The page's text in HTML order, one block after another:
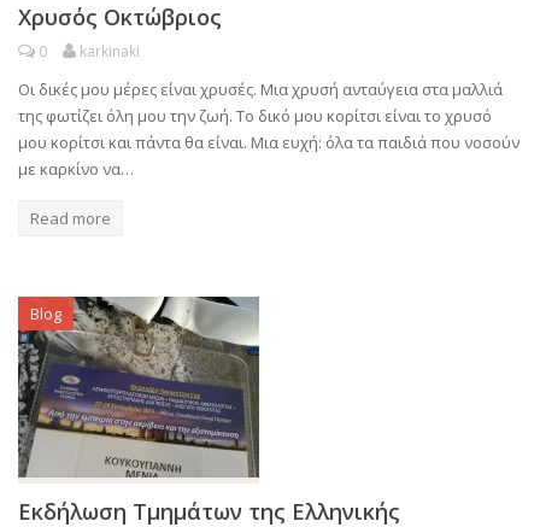
Χρυσός Οκτώβριος
0 karkinaki
Οι δικές μου μέρες είναι χρυσές. Μια χρυσή ανταύγεια στα μαλλιά
της φωτίζει όλη μου την ζωή. Το δικό μου κορίτσι είναι το χρυσό
μου κορίτσι και πάντα θα είναι. Μια ευχή: όλα τα παιδιά που νοσούν
με καρκίνο να…
Read more
Blog
Εκδήλωση Τμημάτων της Ελληνικής